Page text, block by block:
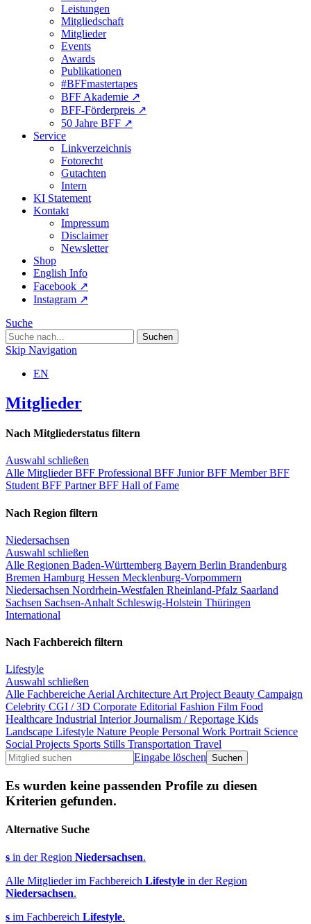
Leistungen
Mitgliedschaft
Mitglieder
Events
Awards
Publikationen
#BFFmastertapes
BFF Akademie ↗︎
BFF-Förderpreis ↗︎
50 Jahre BFF ↗︎
Service
Linkverzeichnis
Fotorecht
Gutachten
Intern
KI Statement
Kontakt
Impressum
Disclaimer
Newsletter
Shop
English Info
Facebook ↗︎
Instagram ↗︎
Suche
Skip Navigation
EN
Mitglieder
Nach Mitgliederstatus filtern
Auswahl schließen
Alle MitgliederBFF Professional BFF JuniorBFF MemberBFF
Student BFF PartnerBFF Hall of Fame
Nach Region filtern
Niedersachsen
Auswahl schließen
Alle Regionen Baden-Württemberg Bayern Berlin Brandenburg
Bremen Hamburg Hessen Mecklenburg-Vorpommern
Niedersachsen Nordrhein-Westfalen Rheinland-Pfalz Saarland
Sachsen Sachsen-Anhalt Schleswig-Holstein Thüringen
International
Nach Fachbereich filtern
Lifestyle
Auswahl schließen
Alle Fachbereiche Aerial Architecture Art Project Beauty Campaign
Celebrity CGI / 3D Corporate Editorial Fashion Film Food
Healthcare Industrial InteriorJournalism / Reportage Kids
Landscape Lifestyle Nature People Personal Work Portrait Science
Social Projects Sports Stills Transportation Travel
Eingabe löschen
Es wurden keine passenden Profile zu diesen
Kriterien gefunden.
Alternative Suche
s in der Region Niedersachsen.
Alle Mitglieder im Fachbereich Lifestyle in der Region
Niedersachsen.
s im Fachbereich Lifestyle.